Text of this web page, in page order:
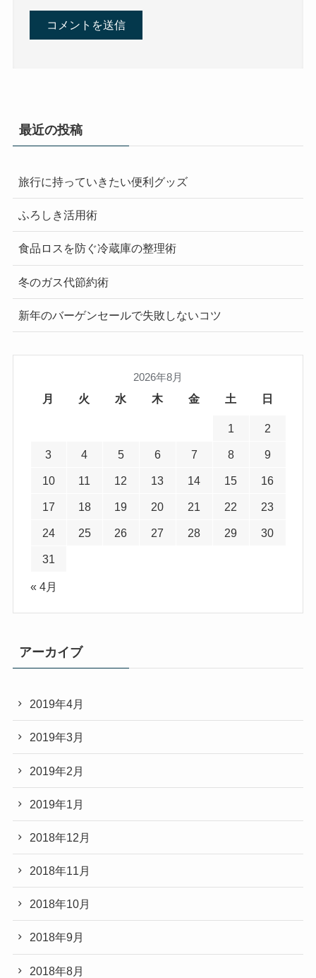
最近の投稿
旅行に持っていきたい便利グッズ
ふろしき活用術
食品ロスを防ぐ冷蔵庫の整理術
冬のガス代節約術
新年のバーゲンセールで失敗しないコツ
2026年8月
月 火 水 木 金 土 日
1 2
3 4 5 6 7 8 9
10 11 12 13 14 15 16
17 18 19 20 21 22 23
24 25 26 27 28 29 30
31
« 4月
アーカイブ
2019年4月
2019年3月
2019年2月
2019年1月
2018年12月
2018年11月
2018年10月
2018年9月
2018年8月